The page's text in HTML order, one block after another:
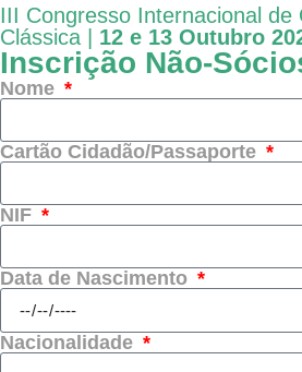
III Congresso Internacional de
Clássica | 12 e 13 Outubro
Inscrição Não-
Nome
Cartão Cidadão/Passaporte
NIF
Data de Nascimento
Nacionalidade